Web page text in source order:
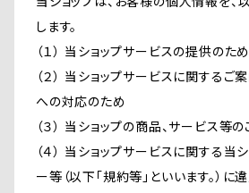
します。
（１） 当ショップサービスの提供のため
（２） 当ショップサービスに関するご
への対応のため
（３） 当ショップの商品、サービス等
（４） 当ショップサービスに関する当
ー等（以下「規約等」といいます。）